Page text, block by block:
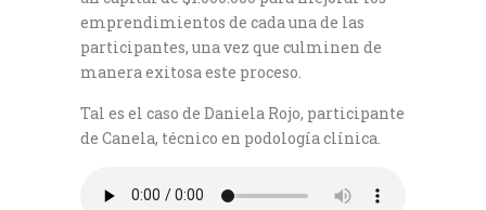
emprendimientos de cada una de las
participantes, una vez que culminen de
manera exitosa este proceso.
Tal es el caso de Daniela Rojo, participante
de Canela, técnico en podología clínica.